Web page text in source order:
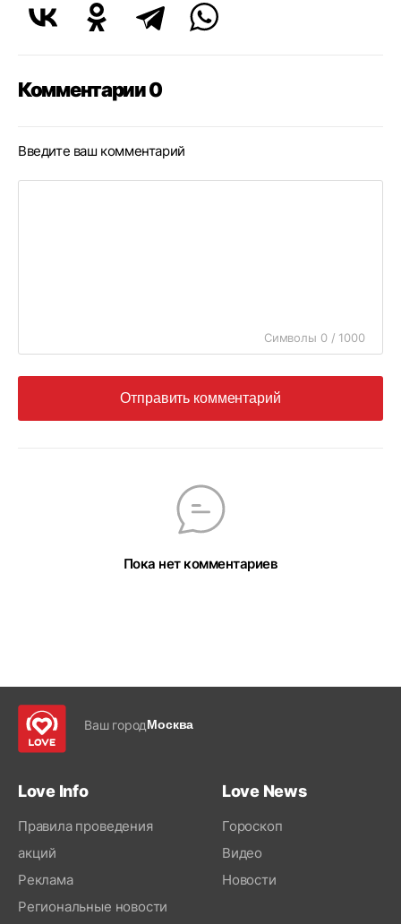
Комментарии 0
Введите ваш комментарий
Символы 0 / 1000
Отправить комментарий
Пока нет комментариев
Ваш городМосква
Love Info
Правила проведения
акций
Реклама
Региональные новости
Love News
Гороскоп
Видео
Новости